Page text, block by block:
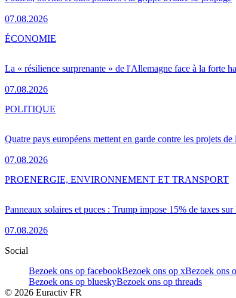
07.08.2026
La « résilience surprenante » de l'Allemagne face à la forte
07.08.2026
ÉCONOMIE
Quatre pays européens mettent en garde contre les projets
07.08.2026
POLITIQUE
Panneaux solaires et puces : Trump impose 15% de taxes
07.08.2026
PROENERGIE, ENVIRONNEMENT ET TRANSPORT
Social
Bezoek ons op facebookBezoek ons op xBezoek ons
Bezoek ons op blueskyBezoek ons op threads
© 2026 Euractiv FR